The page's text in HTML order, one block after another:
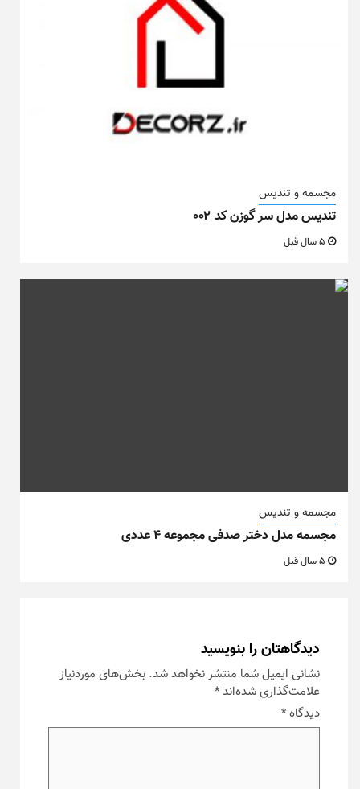
مجسمه و تندیس
تندیس مدل سر گوزن کد ۰۰۲
مجسمه و تندیس
مجسمه مدل دختر صدفی مجموعه ۴ عددی
دیدگاهتان را بنویسید
نشانی ایمیل شما منتشر نخواهد شد. بخش‌های موردنیاز
علامت‌گذاری شده‌اند*
دیدگاه*